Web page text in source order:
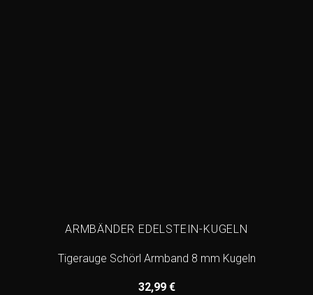
ARMBÄNDER EDELSTEIN-KUGELN
Tigerauge Schörl Armband 8 mm Kugeln
32,99 €